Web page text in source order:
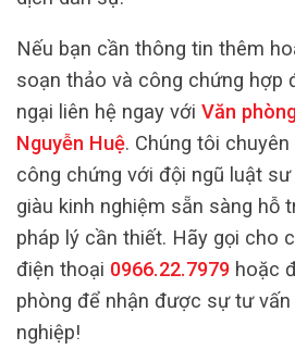
Nếu bạn cần thông tin thêm
soạn thảo và công chứng hợp
ngại liên hệ ngay với Văn
Nguyễn Huệ. Chúng tôi
công chứng với đội ngũ luật
giàu kinh nghiệm sẵn sàng hỗ
pháp lý cần thiết. Hãy gọi cho
điện thoại 0966.22.7979 hoặc
phòng để nhận được sự tư
nghiệp!